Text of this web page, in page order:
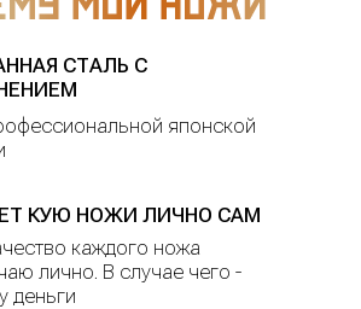
СТАЛЬ С
КУЮ НОЖИ ЛИЧНО САМ
японской
каждого ножа
лично. В случае чего -
деньги